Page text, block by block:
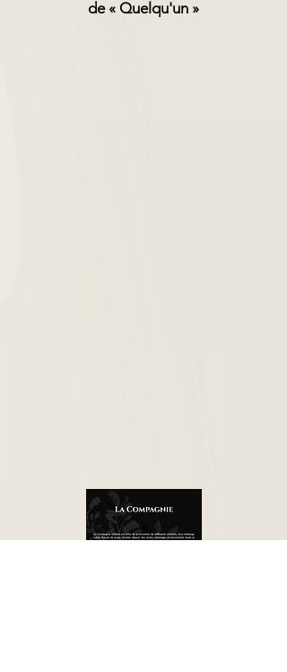
de « Quelqu'un »